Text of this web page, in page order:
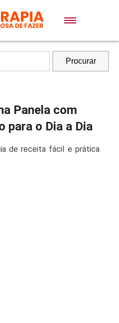
Procurar
Panela com
para o Dia a Dia
de receita fácil e prática